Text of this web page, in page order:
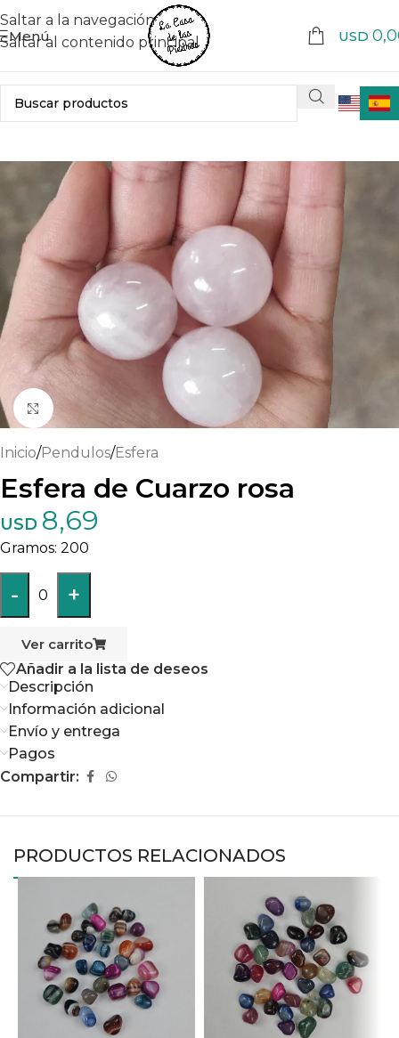
Saltar a la navegación
Saltar al contenido principal
Menú USD
Haga clic para ampliar
Inicio/Pendulos/Esfera
Esfera de Cuarzo rosa
USD 8,69
200
- 0 +
Ver carrito
Añadir a la lista de deseos
Descripción
Información adicional
Envío y entrega
Pagos
Compartir:
PRODUCTOS RELACIONADOS